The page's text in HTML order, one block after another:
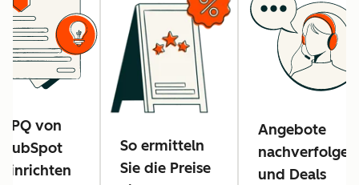
CPQ von
HubSpot
einrichten
So ermitteln
Sie die Preise
Angebote
nachverfolgen
und Deals